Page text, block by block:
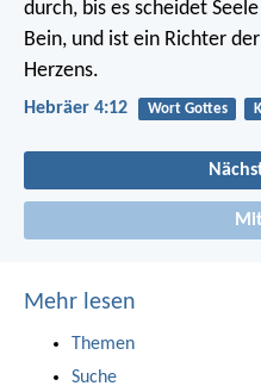
durch, bis es scheidet
Bein, und ist ein Richter
Herzens.
Hebräer 4:12 Wort Gottes
Mehr lesen
Themen
Suche